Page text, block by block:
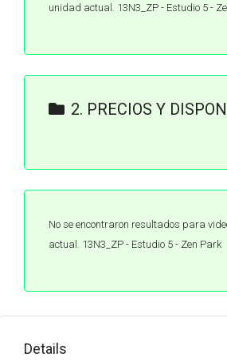
unidad actual. 13N3_ZP - Estudio 5 -
2. PRECIOS Y
No se encontraron resultados para
actual. 13N3_ZP - Estudio 5 - Zen Park
Details